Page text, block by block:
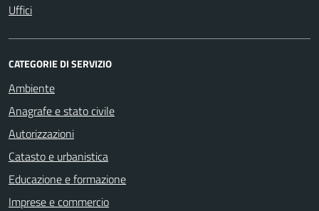
Uffici
CATEGORIE DI SERVIZIO
Ambiente
Anagrafe e stato civile
Autorizzazioni
Catasto e urbanistica
Educazione e formazione
Imprese e commercio